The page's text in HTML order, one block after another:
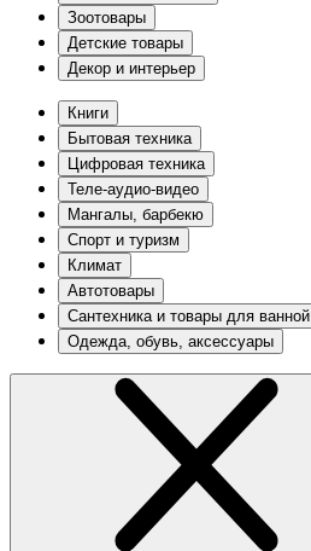
Зоотовары
Детские товары
Декор и интерьер
Книги
Бытовая техника
Цифровая техника
Теле-аудио-видео
Мангалы, барбекю
Спорт и туризм
Климат
Автотовары
Сантехника и товары для ванной
Одежда, обувь, аксессуары